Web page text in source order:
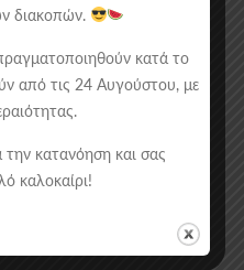
διακοπών.
κατά το
από τις 24 Αυγούστου, με
την κατανόηση και σας
καλοκαίρι!